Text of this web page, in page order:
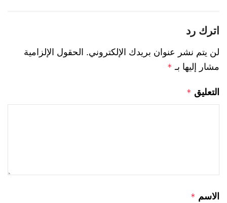
اترك رد
لن يتم نشر عنوان بريدك الإلكتروني. الحقول الإلزامية
مشار إليها بـ *
التعليق *
الاسم *